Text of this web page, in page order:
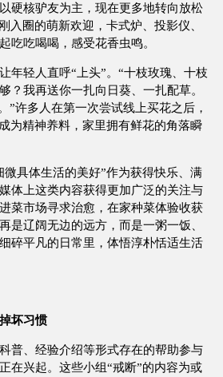
硬核驴友为主，现在更多地转向放松
入圈的萌新欢迎，卡式炉、投影仪、
吃喝喝，感受花香虫鸣。
年轻人直呼“上头”。“十枝玫瑰、十枝
？我再送你一扎向日葵、一扎配草。
”许多人在第一次尝试线上买花之后，
为精神养料，家里拥有鲜花的角落瞬
微具体生活的美好”作为获得快乐、满
体上这类内容获得更加广泛的关注与
菜市场寻求治愈，在家种菜体验收获
是辽阔无边的远方，而是一粥一饭、
碎平凡的日常里，体悟淳朴恬适生活
坏习惯
普、经验介绍等形式存在的帮助参与
在兴起。这些小组“戒断”的内容为或